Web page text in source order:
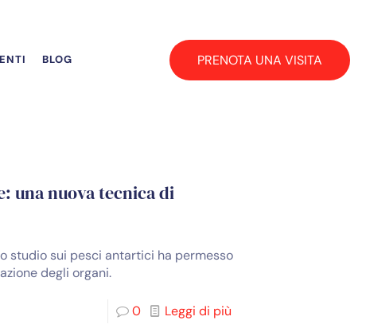
BLOG PRENOTA UNA VISITA
una nuova tecnica di
studio sui pesci antartici ha permesso
degli organi.
0 Leggi di più